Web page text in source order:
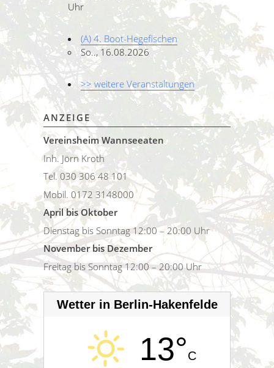
Uhr
(A) 4. Boot-Hegefischen
So.., 16.08.2026
>> weitere Veranstaltungen
ANZEIGE
Vereinsheim Wannseeaten
Inh. Jörn Kroth
Tel. 030 306 48 101
Mobil. 0172 3148000
April bis Oktober
Dienstag bis Sonntag 12:00 – 20:00 Uhr
November bis Dezember
Freitag bis Sonntag 12:00 – 20:00 Uhr
Wetter in Berlin-Hakenfelde
13°C